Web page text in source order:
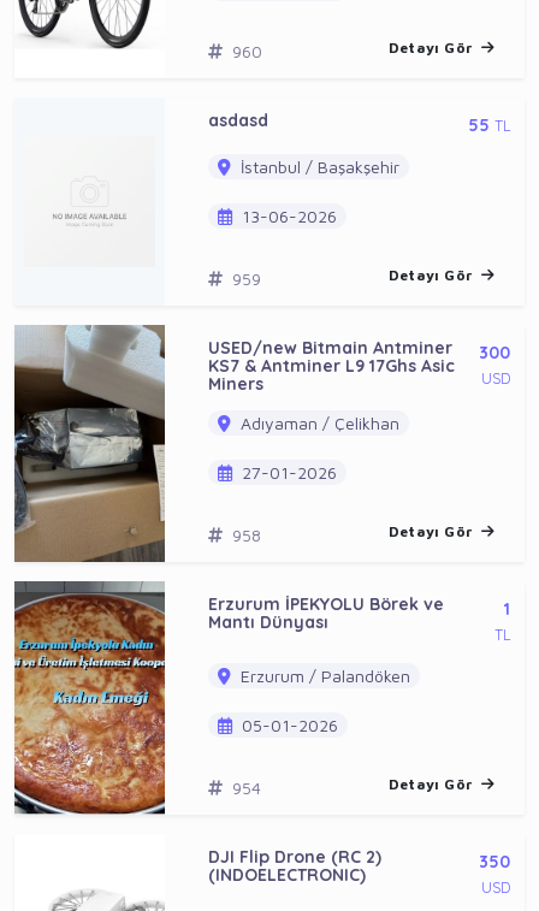
960 Detayı Gör
asdasd 55 TL
İstanbul / Başakşehir
13-06-2026
959 Detayı Gör
USED/new Bitmain Antminer
KS7 & Antminer L9 17Ghs Asic
Miners
300
USD
Adıyaman / Çelikhan
27-01-2026
958 Detayı Gör
Erzurum İPEKYOLU Börek ve
Mantı Dünyası
1
TL
Erzurum / Palandöken
05-01-2026
954 Detayı Gör
DJI Flip Drone (RC 2)
(INDOELECTRONIC)
350
USD